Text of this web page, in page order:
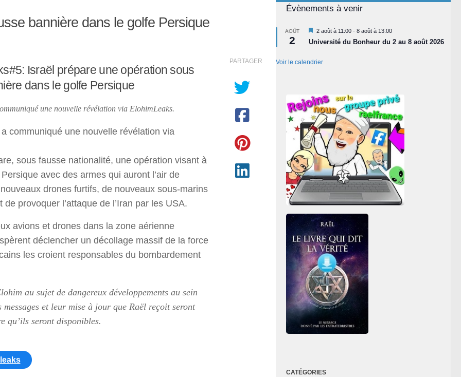
bannière dans le golfe Persique
Israël prépare une opération sous
dans le golfe Persique
une nouvelle révélation via ElohimLeaks.
communiqué une nouvelle révélation via
sous fausse nationalité, une opération visant à
avec des armes qui auront l’air de
drones furtifs, de nouveaux sous-marins
provoquer l’attaque de l’Iran par les USA.
avions et drones dans la zone aérienne
déclencher un décollage massif de la force
les croient responsables du bombardement
au sujet de dangereux développements au sein
et leur mise à jour que Raël reçoit seront
qu’ils seront disponibles.
PARTAGER
Évènements à venir
AOÛT
2
Mis
en
avant
2 août à 11:00 - 8 août à 13:00
Université du Bonheur du 2 au 8 août 2026
Voir le calendrier
CATÉGORIES